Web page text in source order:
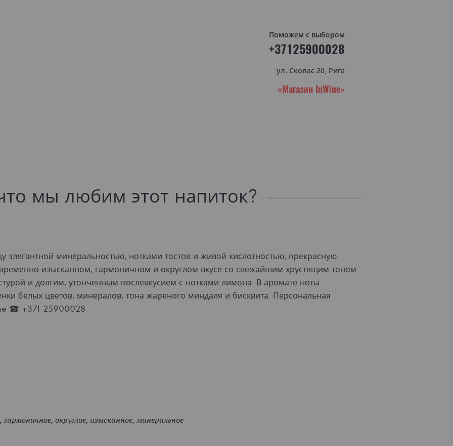
Поможем с выбором
+37125900028
ул. Сколас 20, Рига
«Магазин InWine»
мы любим этот напиток?
минеральностью, нотками тостов и живой кислотностью, прекрасную
изысканном, гармоничном и округлом вкусе со свежайшим хрустящим тоном
и долгим, утонченным послевкусием с нотками лимона. В аромате ноты
белых цветов, минералов, тона жареного миндаля и бисквита. Персональная
☎ +371 25900028
округлое, изысканное, минеральное